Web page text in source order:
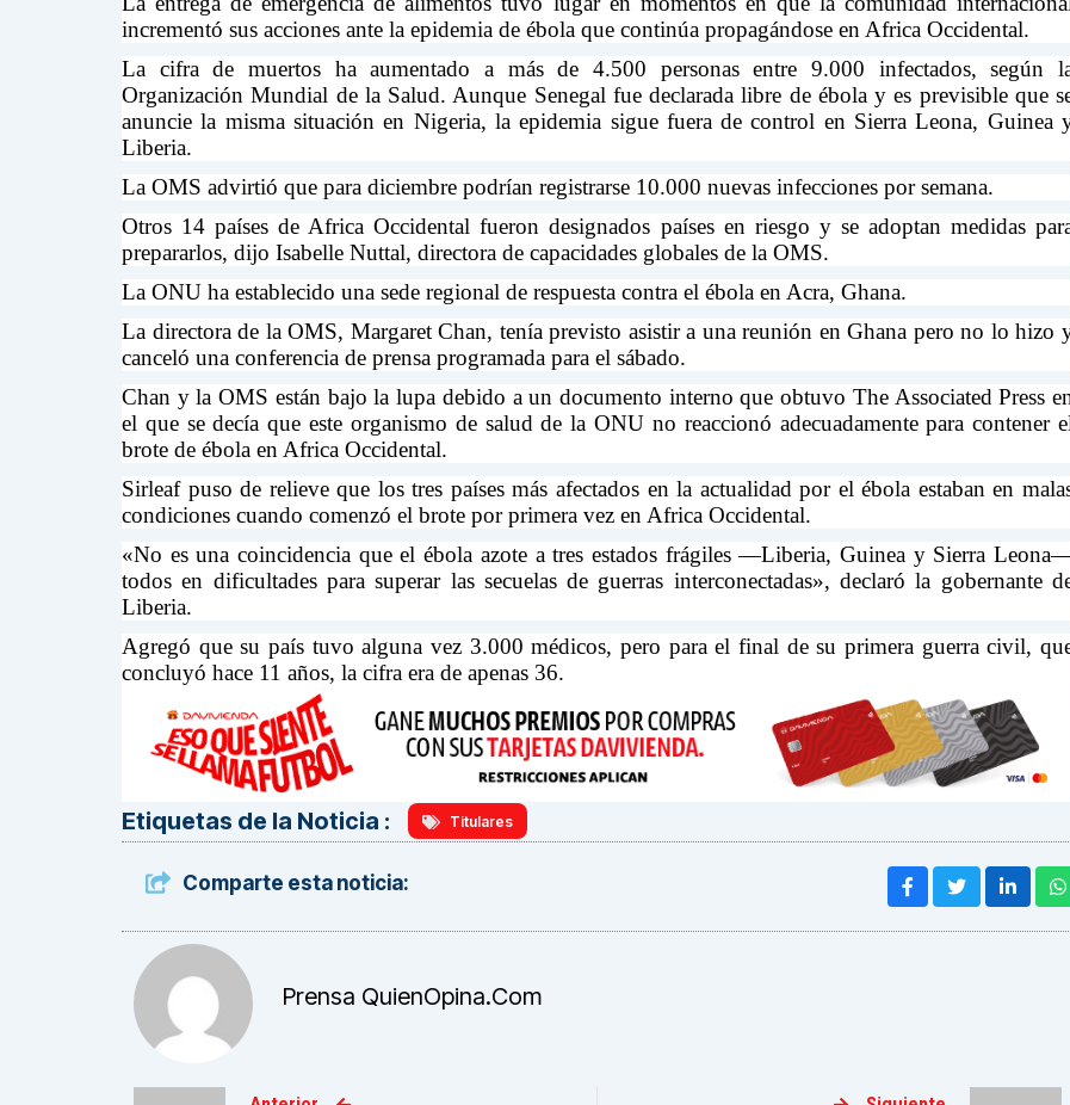
incrementó sus acciones ante la epidemia de ébola que continúa propagándose en Africa Occidental.
La cifra de muertos ha aumentado a más de 4.500 personas entre 9.000 infectados, según
Organización Mundial de la Salud. Aunque Senegal fue declarada libre de ébola y es previsible que
anuncie la misma situación en Nigeria, la epidemia sigue fuera de control en Sierra Leona, Guinea
Liberia.
La OMS advirtió que para diciembre podrían registrarse 10.000 nuevas infecciones por semana.
Otros 14 países de Africa Occidental fueron designados países en riesgo y se adoptan medidas
prepararlos, dijo Isabelle Nuttal, directora de capacidades globales de la OMS.
La ONU ha establecido una sede regional de respuesta contra el ébola en Acra, Ghana.
La directora de la OMS, Margaret Chan, tenía previsto asistir a una reunión en Ghana pero no lo hizo
canceló una conferencia de prensa programada para el sábado.
Chan y la OMS están bajo la lupa debido a un documento interno que obtuvo The Associated Press
el que se decía que este organismo de salud de la ONU no reaccionó adecuadamente para contener
brote de ébola en Africa Occidental.
Sirleaf puso de relieve que los tres países más afectados en la actualidad por el ébola estaban en
condiciones cuando comenzó el brote por primera vez en Africa Occidental.
«No es una coincidencia que el ébola azote a tres estados frágiles —Liberia, Guinea y Sierra
todos en dificultades para superar las secuelas de guerras interconectadas», declaró la gobernante
Liberia.
Agregó que su país tuvo alguna vez 3.000 médicos, pero para el final de su primera guerra civil,
concluyó hace 11 años, la cifra era de apenas 36.
Etiquetas de la Noticia : Titulares
Comparte esta noticia:
Prensa QuienOpina.com